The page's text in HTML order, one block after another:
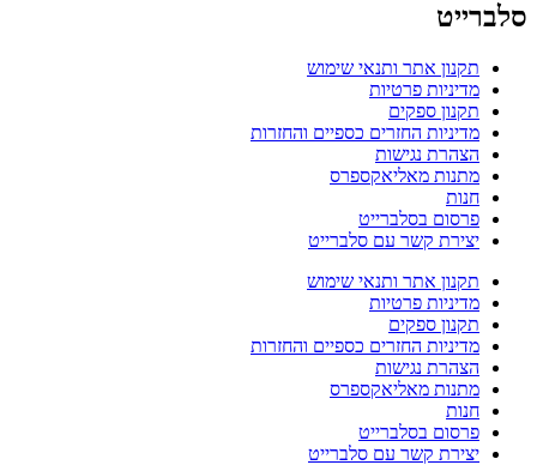
סלברייט
תקנון אתר ותנאי שימוש
מדיניות פרטיות
תקנון ספקים
מדיניות החזרים כספיים והחזרות
הצהרת נגישות
מתנות מאליאקספרס
חנות
פרסום בסלברייט
יצירת קשר עם סלברייט
תקנון אתר ותנאי שימוש
מדיניות פרטיות
תקנון ספקים
מדיניות החזרים כספיים והחזרות
הצהרת נגישות
מתנות מאליאקספרס
חנות
פרסום בסלברייט
יצירת קשר עם סלברייט